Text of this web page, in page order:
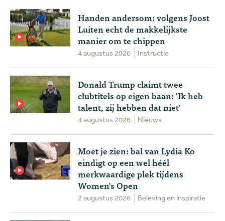
Handen andersom: volgens Joost
Luiten echt de makkelijkste
manier om te chippen
4 augustus 2026 Instructie
Donald Trump claimt twee
clubtitels op eigen baan: 'Ik heb
talent, zij hebben dat niet'
4 augustus 2026 Nieuws
Moet je zien: bal van Lydia Ko
eindigt op een wel héél
merkwaardige plek tijdens
Women's Open
2 augustus 2026 Beleving en inspiratie